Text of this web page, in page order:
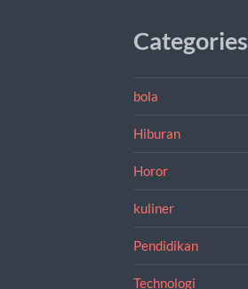
Categories
bola
Hiburan
Horor
kuliner
Pendidikan
Technologi